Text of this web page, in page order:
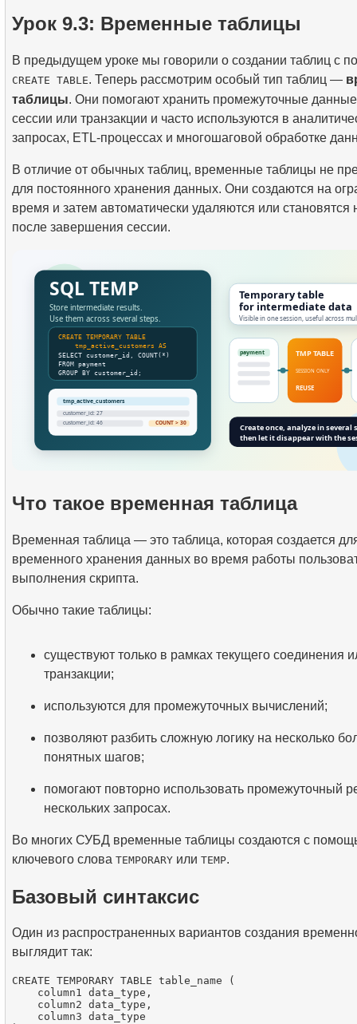
Как работает B-tree индекс
4. Введение в SQL-индексы
анализа данных
2.Рассчитать среднюю заполняемость рейсов
3.Карта мест в самолете
Урок 9.3: Временные таблицы
В предыдущем уроке мы говорили о создании таблиц с
CREATE TABLE. Теперь рассмотрим особый тип таблиц —
таблицы. Они помогают хранить промежуточные
сессии или транзакции и часто используются в
запросах, ETL-процессах и многошаговой обработке
В отличие от обычных таблиц, временные таблицы не
для постоянного хранения данных. Они создаются на
время и затем автоматически удаляются или становятся
после завершения сессии.
Что такое временная таблица
Временная таблица — это таблица, которая создается
временного хранения данных во время работы
выполнения скрипта.
Обычно такие таблицы:
существуют только в рамках текущего соединения
транзакции;
используются для промежуточных вычислений;
позволяют разбить сложную логику на несколько
понятных шагов;
помогают повторно использовать промежуточный
нескольких запросах.
Во многих СУБД временные таблицы создаются с
ключевого слова TEMPORARY или TEMP.
Базовый синтаксис
Один из распространенных вариантов создания
выглядит так:
CREATE TEMPORARY TABLE table_name (
    column1 data_type,
    column2 data_type,
    column3 data_type